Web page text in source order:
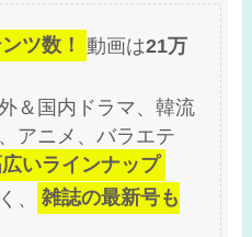
ツ数！ 動画は21万
＆国内ドラマ、韓流
アニメ、バラエテ
いラインナップ
、
雑誌の最新号も